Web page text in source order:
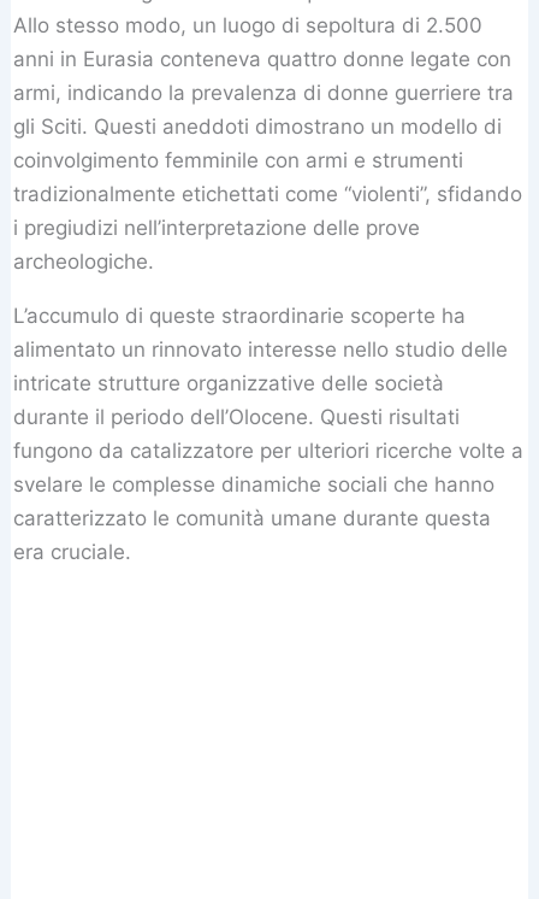
Allo stesso modo, un luogo di sepoltura di 2.500
anni in Eurasia conteneva quattro donne legate con
armi, indicando la prevalenza di donne guerriere tra
gli Sciti. Questi aneddoti dimostrano un modello di
coinvolgimento femminile con armi e strumenti
tradizionalmente etichettati come “violenti”, sfidando
i pregiudizi nell’interpretazione delle prove
archeologiche.
L’accumulo di queste straordinarie scoperte ha
alimentato un rinnovato interesse nello studio delle
intricate strutture organizzative delle società
durante il periodo dell’Olocene. Questi risultati
fungono da catalizzatore per ulteriori ricerche volte a
svelare le complesse dinamiche sociali che hanno
caratterizzato le comunità umane durante questa
era cruciale.